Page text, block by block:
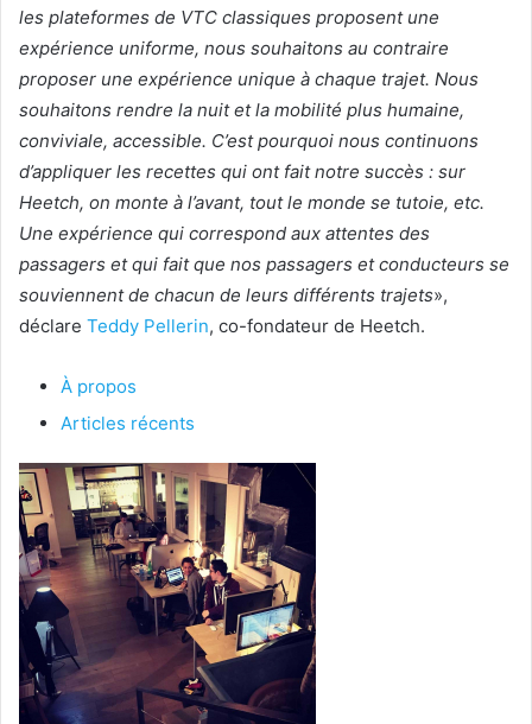
les plateformes de VTC classiques proposent une
expérience uniforme, nous souhaitons au contraire
proposer une expérience unique à chaque trajet. Nous
souhaitons rendre la nuit et la mobilité plus humaine,
conviviale, accessible. C’est pourquoi nous continuons
d’appliquer les recettes qui ont fait notre succès : sur
Heetch, on monte à l’avant, tout le monde se tutoie, etc.
Une expérience qui correspond aux attentes des
passagers et qui fait que nos passagers et conducteurs se
souviennent de chacun de leurs différents trajets»,
déclare Teddy Pellerin, co-fondateur de Heetch.
À propos
Articles récents